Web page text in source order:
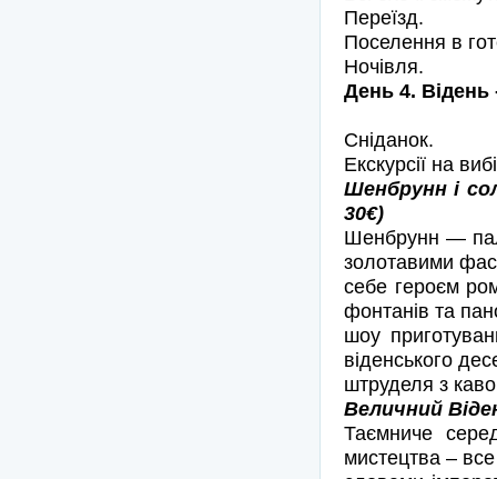
Переїзд.
Поселення в
Ночівля.
День 4.
Сніданок.
Екскурсії на
Шенбрунн і
30€)
Шенбрунн —
золотавими
себе героєм
фонтанів та
шоу
віденського
штруделя з
Величний
Таємниче
мистецтва –